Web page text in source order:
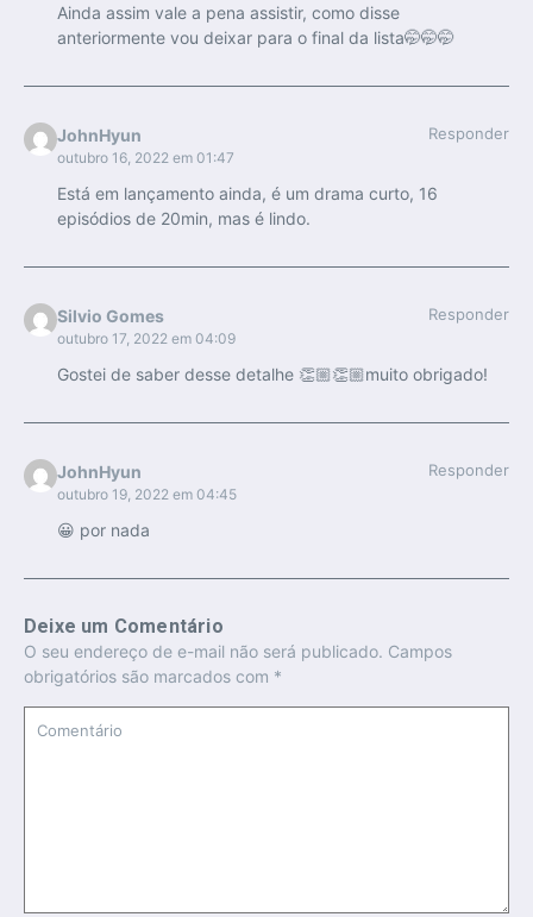
Ainda assim vale a pena assistir, como disse
anteriormente vou deixar para o final da lista🤭🤭🤭
JohnHyun
outubro 16, 2022 em 01:47
Responder
Está em lançamento ainda, é um drama curto, 16
episódios de 20min, mas é lindo.
Silvio Gomes
outubro 17, 2022 em 04:09
Responder
Gostei de saber desse detalhe 👏🏼👏🏼muito obrigado!
JohnHyun
outubro 19, 2022 em 04:45
Responder
😀 por nada
Deixe um Comentário
O seu endereço de e-mail não será publicado. Campos
obrigatórios são marcados com *